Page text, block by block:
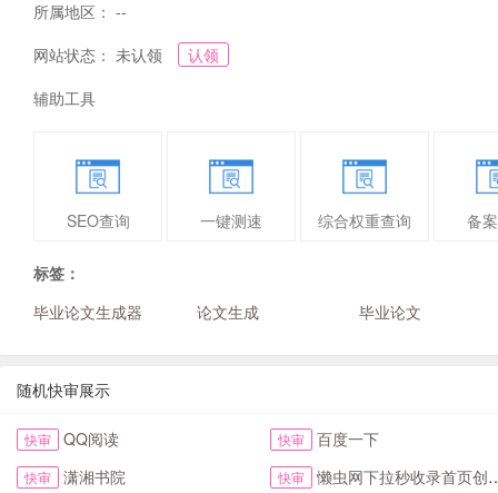
所属地区： --
网站状态： 未认领
认领
辅助工具
SEO查询 一键测速 综合权重查询 备
标签：
毕业论文生成器
论文生成 毕业论文
随机快审展示
快审 QQ阅读 快审 百度一下
快审 潇湘书院 快审 懒虫网下拉秒收录首页创新123网址导航首页